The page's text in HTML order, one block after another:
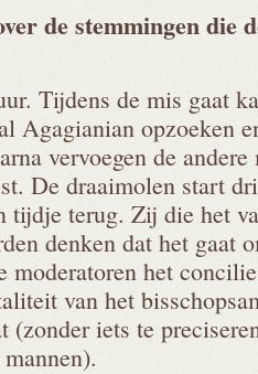
de stemmingen die
Tijdens de mis gaat
Agagianian opzoeken
vervoegen de
De draaimolen start
tijdje terug. Zij die het
denken dat het gaat
moderatoren het
van het
(zonder iets te